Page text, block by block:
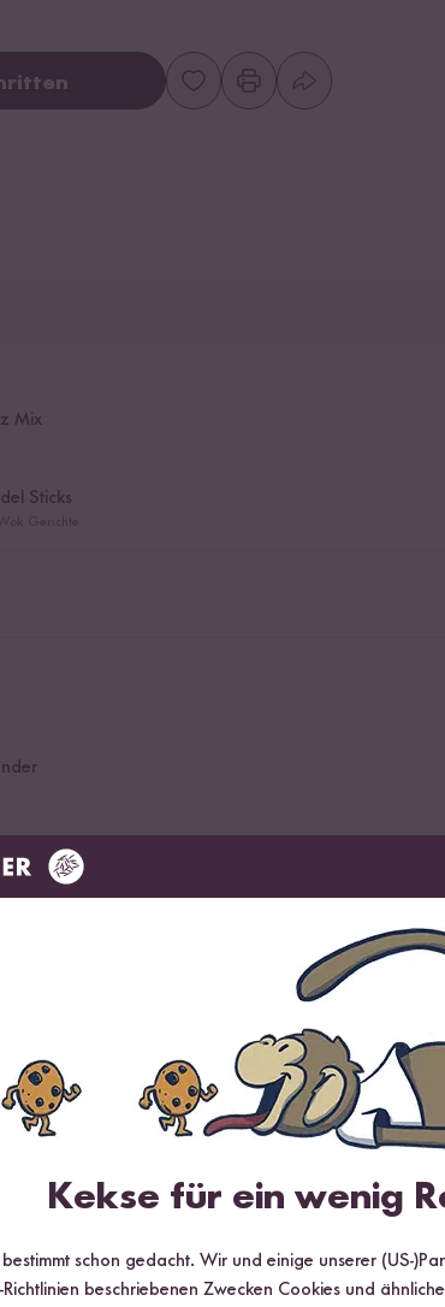
Mix
Sticks
Sauce
Kekse für ein wenig
schon gedacht. Wir und einige unserer (US-
Richtlinien beschriebenen Zwecken Cookies und